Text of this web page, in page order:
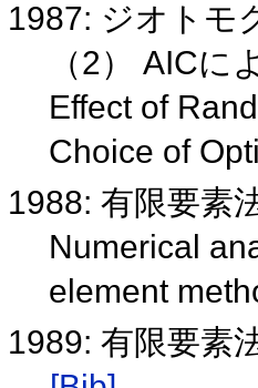
1987: ジオトモ
（2） AICに
Effect of
Choice of
1988: 有限要素
Numerical
element
1989: 有限要素